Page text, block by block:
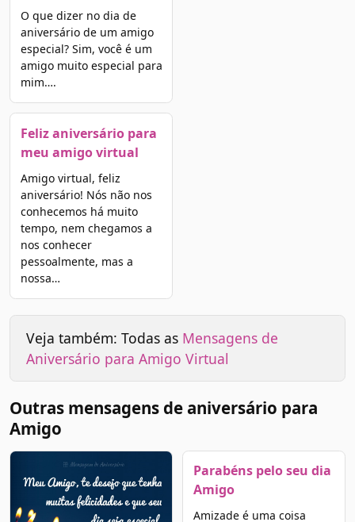
O que dizer no dia de
aniversário de um amigo
especial? Sim, você é um
amigo muito especial para
mim….
Feliz aniversário para
meu amigo virtual
Amigo virtual, feliz
aniversário! Nós não nos
conhecemos há muito
tempo, nem chegamos a
nos conhecer
pessoalmente, mas a
nossa…
Veja também: Todas as Mensagens de
Aniversário para Amigo Virtual
Outras mensagens de aniversário para
Amigo
Parabéns pelo seu dia
Amigo
Amizade é uma coisa